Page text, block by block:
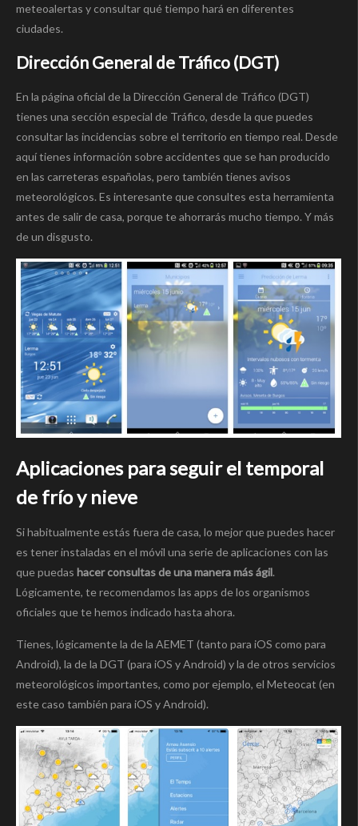
meteoalertas y consultar qué tiempo hará en diferentes
ciudades.
Dirección General de Tráfico (DGT)
En la página oficial de la Dirección General de Tráfico (DGT)
tienes una sección especial de Tráfico, desde la que puedes
consultar las incidencias sobre el territorio en tiempo real. Desde
aquí­ tienes información sobre accidentes que se han producido
en las carreteras españolas, pero también tienes avisos
meteorológicos. Es interesante que consultes esta herramienta
antes de salir de casa, porque te ahorrarás mucho tiempo. Y más
de un disgusto.
Aplicaciones para seguir el temporal
de frí­o y nieve
Si habitualmente estás fuera de casa, lo mejor que puedes hacer
es tener instaladas en el móvil una serie de aplicaciones con las
que puedas hacer consultas de una manera más ágil.
Lógicamente, te recomendamos las apps de los organismos
oficiales que te hemos indicado hasta ahora.
Tienes, lógicamente la de la AEMET (tanto para iOS como para
Android), la de la DGT (para iOS y Android) y la de otros servicios
meteorológicos importantes, como por ejemplo, el Meteocat (en
este caso también para iOS y Android).